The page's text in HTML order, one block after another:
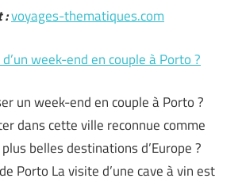
:voyages-thematiques.com
week-end en couple à Porto ?
un week-end en couple à Porto ?
dans cette ville reconnue comme
belles destinations d’Europe ?
Porto La visite d’une cave à vin est